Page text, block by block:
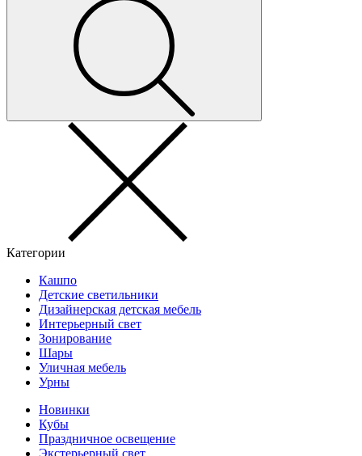
Категории
Кашпо
Детские светильники
Дизайнерская детская мебель
Интерьерный свет
Зонирование
Шары
Уличная мебель
Урны
Новинки
Кубы
Праздничное освещение
Экстерьерный свет